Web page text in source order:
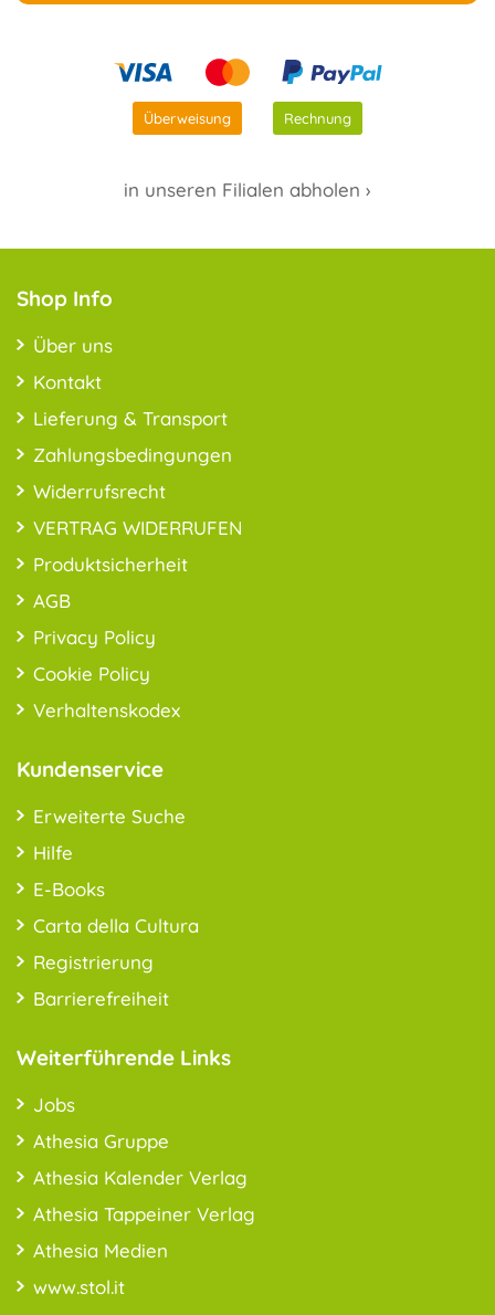
Überweisung Rechnung
in unseren Filialen abholen ›
Shop Info
Über uns
Kontakt
Lieferung & Transport
Zahlungsbedingungen
Widerrufsrecht
VERTRAG WIDERRUFEN
Produktsicherheit
AGB
Privacy Policy
Cookie Policy
Verhaltenskodex
Kundenservice
Erweiterte Suche
Hilfe
E-Books
Carta della Cultura
Registrierung
Barrierefreiheit
Weiterführende Links
Jobs
Athesia Gruppe
Athesia Kalender Verlag
Athesia Tappeiner Verlag
Athesia Medien
www.stol.it